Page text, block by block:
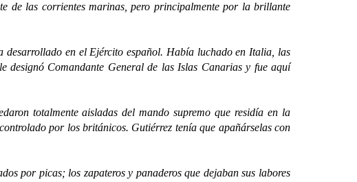
las corrientes marinas, pero principalmente por la brillante
en el Ejército español. Había luchado en Italia, las
Comandante General de las Islas Canarias y fue aquí
totalmente aisladas del mando supremo que residía en la
por los británicos. Gutiérrez tenía que apañárselas con
por picas; los zapateros y panaderos que dejaban sus labores